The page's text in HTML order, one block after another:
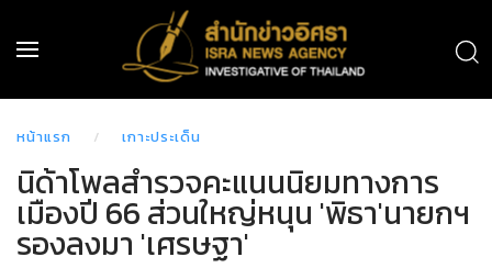
หน้าแรก เกาะประเด็น
นิด้าโพลสำรวจคะแนนนิยมทางการ
เมืองปี 66 ส่วนใหญ่หนุน 'พิธา'นายกฯ
รองลงมา 'เศรษฐา'